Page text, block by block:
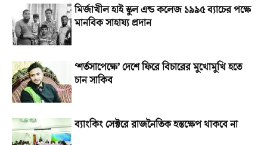
মির্জাখীল হাই স্কুল এন্ড কলেজ ১৯৯৫ ব্যাচের পক্ষে
মানবিক সাহায্য প্রদান
‘শর্তসাপেক্ষে’ দেশে ফিরে বিচারের মুখোমুখি হতে
চান সাকিব
ব্যাংকিং সেক্টরে রাজনৈতিক হস্তক্ষেপ থাকবে না